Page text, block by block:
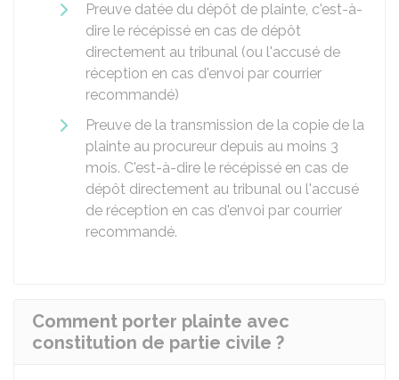
Preuve datée du dépôt de plainte, c'est-à-
dire le récépissé en cas de dépôt
directement au tribunal (ou l'accusé de
réception en cas d'envoi par courrier
recommandé)
Preuve de la transmission de la copie de la
plainte au procureur depuis au moins 3
mois. C'est-à-dire le récépissé en cas de
dépôt directement au tribunal ou l'accusé
de réception en cas d'envoi par courrier
recommandé.
Comment porter plainte avec
constitution de partie civile ?